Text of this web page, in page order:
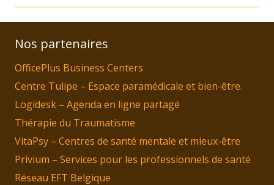
Nos partenaires
OfficePlus Business Centers
Centre Tulipe – Espace paramédicale et bien-être.
Logidesk – Agenda en ligne partagé
Thérapie du Traumatisme
VitaPsy – Centres de santé mentale et mieux-être
Privium – Services pour les professionnels de santé
Réseau EFT Belgique